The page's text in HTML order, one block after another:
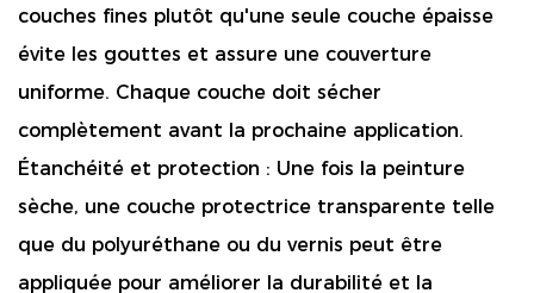
couches fines plutôt qu'une seule couche épaisse
évite les gouttes et assure une couverture
uniforme. Chaque couche doit sécher
complètement avant la prochaine application.
Étanchéité et protection : Une fois la peinture
sèche, une couche protectrice transparente telle
que du polyuréthane ou du vernis peut être
appliquée pour améliorer la durabilité et la